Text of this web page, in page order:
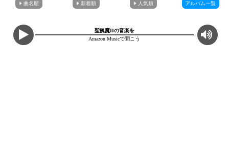
曲名順 新着順 人気順 アルバム一覧
聖飢魔IIの音楽を
Amazon Musicで聞こう